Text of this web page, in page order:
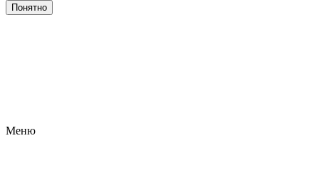
Понятно
Меню